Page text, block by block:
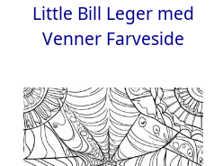
Little Bill Leger med
Venner Farveside